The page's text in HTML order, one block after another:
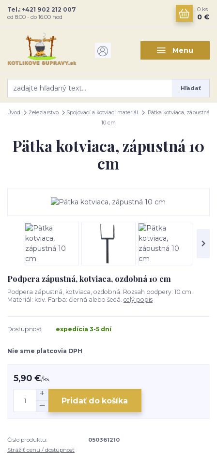
Menu
Hľadať
Tel.: +421 902 212 007
od 8:00 - do 16:00 hod
0 ks
0 €
Úvod Železiarstvo Spojovací a kotviaci materiál
Pätka kotviaca, zápustná
10 cm
Pätka kotviaca, zápustná 10
cm
Podpera zápustná, kotviaca, ozdobná 10 cm
Podpera zápustná, kotviaca, ozdobná. Rozsah podpery: 10 cm.
Materiál: kov. Farba: čierná alebo šedá. celý popis
Dostupnosť expedícia 3-5 dní
Nie sme platcovia DPH
5,90 €/ks
Pridať do košíka
Číslo produktu:
050361210
Strážiť cenu / dostupnosť